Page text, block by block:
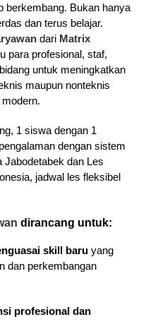
berkembang. Bukan hanya
dan terus belajar.
dari Matrix
para profesional, staf,
untuk meningkatkan
maupun nonteknis
1 siswa dengan 1
dengan sistem
Jabodetabek dan Les
jadwal les fleksibel
dirancang untuk:
skill baruyang
dan perkembangan
profesional dan